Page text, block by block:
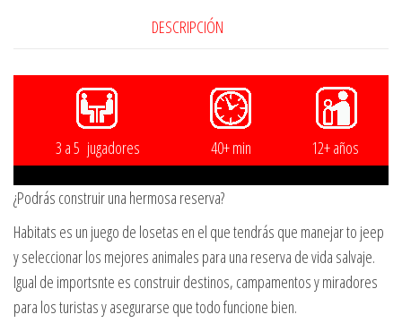
DESCRIPCIÓN
3 a 5 jugadores 40+ min 12+ años
¿Podrás construir una hermosa reserva?
Habitats es un juego de losetas en el que tendrás que manejar to jeep
y seleccionar los mejores animales para una reserva de vida salvaje.
Igual de importsnte es construir destinos, campamentos y miradores
para los turistas y asegurarse que todo funcione bien.